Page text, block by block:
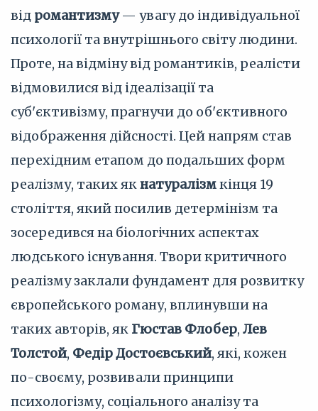
від романтизму— увагу до індивідуальної
психології та внутрішнього світу людини.
Проте, на відміну від романтиків, реалісти
відмовилися від ідеалізації та
суб'єктивізму, прагнучи до об'єктивного
відображення дійсності. Цей напрям став
перехідним етапом до подальших форм
реалізму, таких якнатуралізмкінця 19
століття, який посилив детермінізм та
зосередився на біологічних аспектах
людського існування. Твори критичного
реалізму заклали фундамент для розвитку
європейського роману, вплинувши на
таких авторів, як Гюстав Флобер, Лев
Толстой, Федір Достоєвський, які, кожен
по-своєму, розвивали принципи
психологізму, соціального аналізу та